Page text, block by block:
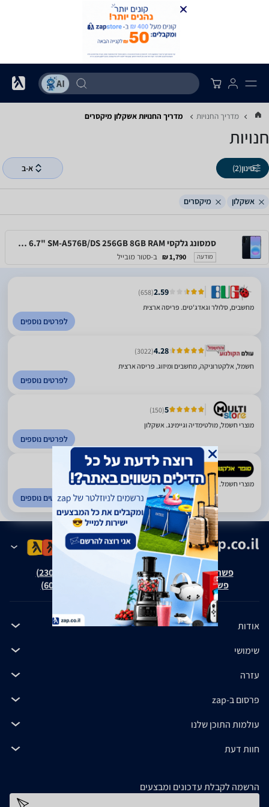
מדריך החנויות מדריך החנויות ‏אשקלון ‏מיקסרים
חנויות
סינון(2) א-ב
אשקלון מיקסרים
סמסונג גלקסי Samsung Galaxy A57 5G 6.7" SM-A576B/DS 256GB 8GB RAM
מודעה 1,790 ₪ ב-סטור מובייל
2.59
(658)
מחשבים, סלולר וגאדג'טים. פריסה ארצית
לפרטים נוספים
4.28
(3022)
חשמל, אלקטרוניקה, מחשבים ומיזוג. פריסה ארצית
לפרטים נוספים
5
(150)
מוצרי חשמל, מולטימדיה וגיימינג. אשקלון
לפרטים נוספים
4.54
מוצרי חשמל. פריסה ארצית
לפרטים נוספים
פשרה בת"צ אבנצ'יק נ' זאפ גרופ (ת"צ 23008-08-20)
פשרה בת"צ כהנים נ' זאפ גרופ (ת"צ 60371-12-19)
אודות
שימושי
עזרה
פרסום ב-zap
עולמות התוכן שלנו
חוות דעת
הרשמה לקבלת עדכונים ומבצעים